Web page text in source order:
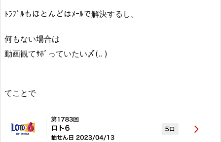
ﾄﾗﾌﾞﾙもほとんどはﾒｰﾙで解決するし。
何もない場合は
動画観てｻﾎﾞっていたい〆(.. )
てことで